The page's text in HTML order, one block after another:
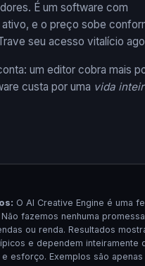
É um software com
e o preço sobe
seu acesso vitalício
um editor cobra mais
custa por uma vida
O AI Creative Engine é uma
fazemos nenhuma
ou renda. Resultados
e dependem inteiramente
esforço. Exemplos são apenas